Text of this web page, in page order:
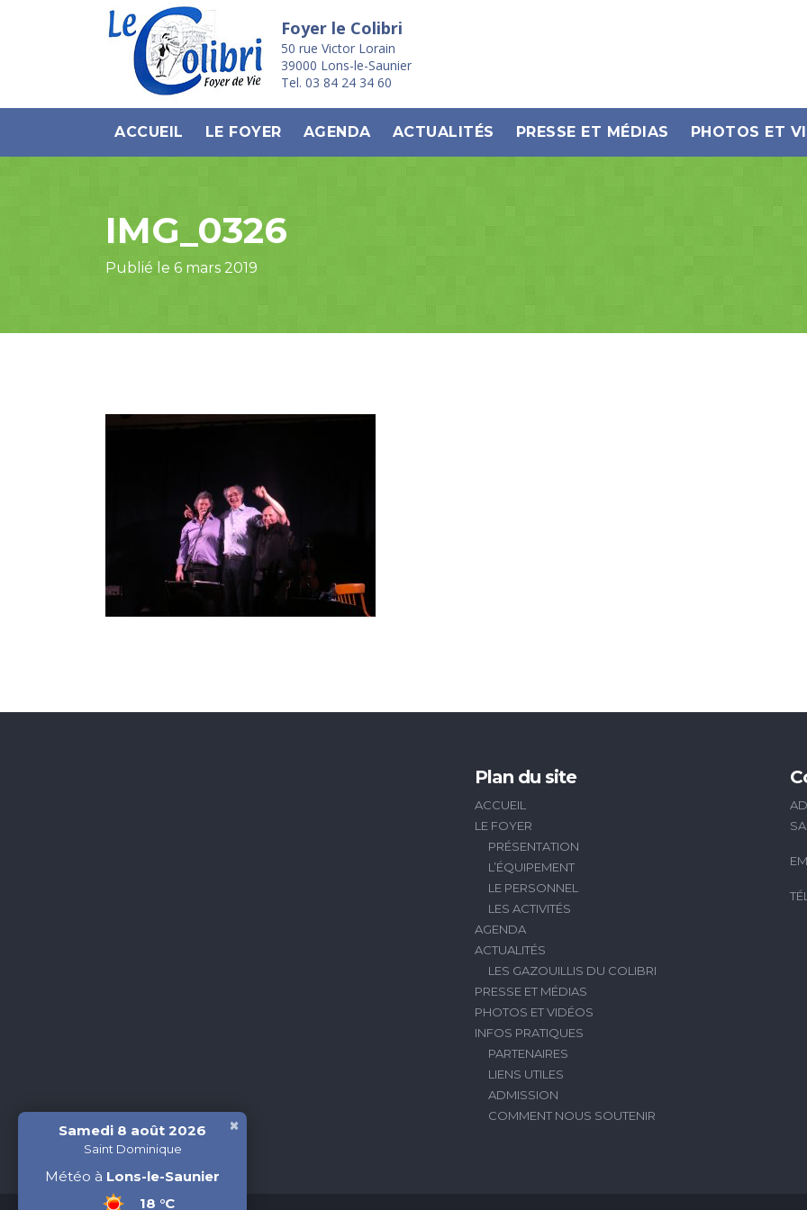
Foyer le Colibri
50 rue Victor Lorain
39000 Lons-le-Saunier
Tel. 03 84 24 34 60
ACCUEIL LE FOYER AGENDA ACTUALITÉS PRESSE ET MÉDIAS PHOTOS ET
IMG_0326
Publié le 6 mars 2019
Plan du site
ACCUEIL
LE FOYER
PRÉSENTATION
L’ÉQUIPEMENT
LE PERSONNEL
LES ACTIVITÉS
AGENDA
ACTUALITÉS
LES GAZOUILLIS DU COLIBRI
PRESSE ET MÉDIAS
PHOTOS ET VIDÉOS
INFOS PRATIQUES
PARTENAIRES
LIENS UTILES
ADMISSION
COMMENT NOUS SOUTENIR
Samedi 8 août 2026
Saint Dominique
Météo à Lons-le-Saunier
18 °C
×